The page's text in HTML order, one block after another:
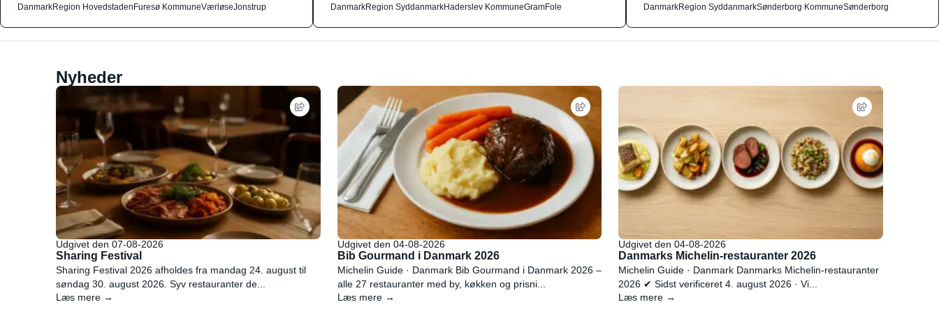
DanmarkRegion HovedstadenFuresø KommuneVærløseJonstrup
DanmarkRegion SyddanmarkHaderslev KommuneGramFole
DanmarkRegion SyddanmarkSønderborg KommuneSønderborg
Nyheder
Udgivet den 07-08-2026
Sharing Festival
Sharing Festival 2026 afholdes fra mandag 24. august til
søndag 30. august 2026. Syv restauranter de...
Læs mere →
Udgivet den 04-08-2026
Bib Gourmand i Danmark 2026
Michelin Guide · Danmark Bib Gourmand i Danmark 2026 –
alle 27 restauranter med by, køkken og prisni...
Læs mere →
Udgivet den 04-08-2026
Danmarks Michelin-restauranter 2026
Michelin Guide · Danmark Danmarks Michelin-restauranter
2026 ✔ Sidst verificeret 4. august 2026 · Vi...
Læs mere →